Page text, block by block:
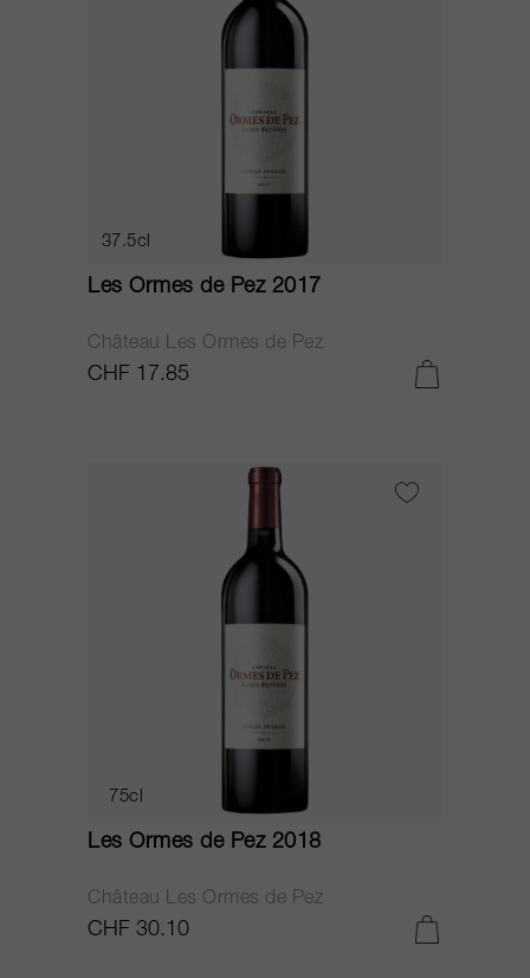
37.5cl
Les Ormes de Pez 2017
Château Les Ormes de Pez
CHF 17.85
75cl
Les Ormes de Pez 2018
Château Les Ormes de Pez
CHF 30.10